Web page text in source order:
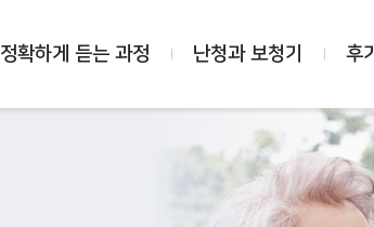
정확하게 듣는 과정 난청과 보청기 후기